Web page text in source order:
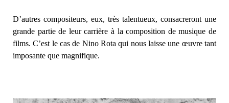
D’autres compositeurs, eux, très talentueux, consacreront une
grande partie de leur carrière à la composition de musique de
films. C’est le cas de Nino Rota qui nous laisse une œuvre tant
imposante que magnifique.